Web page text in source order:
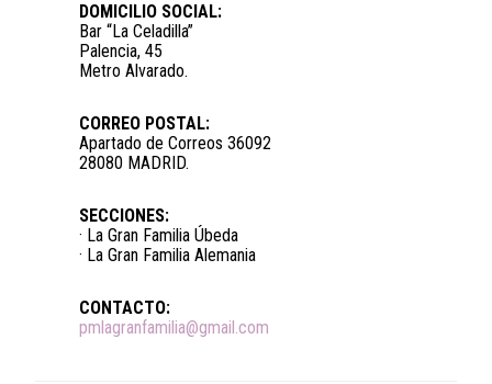
DOMICILIO SOCIAL:
Bar “La Celadilla”
Palencia, 45
Metro Alvarado.
CORREO POSTAL:
Apartado de Correos 36092
28080 MADRID.
SECCIONES:
· La Gran Familia Úbeda
· La Gran Familia Alemania
CONTACTO:
pmlagranfamilia@gmail.com